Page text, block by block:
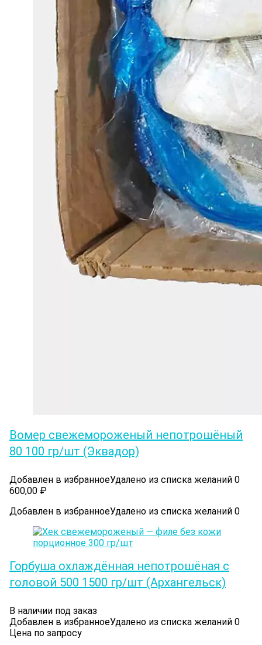
Вомер cвежемороженый непотрошёный
80 100 гр/шт (Эквадор)
Добавлен в избранноеУдалено из списка желаний 0
600,00 ₽
Добавлен в избранноеУдалено из списка желаний 0
Горбуша охлаждённая непотрошёная с
головой 500 1500 гр/шт (Архангельск)
В наличии под заказ
Добавлен в избранноеУдалено из списка желаний 0
Цена по запросу